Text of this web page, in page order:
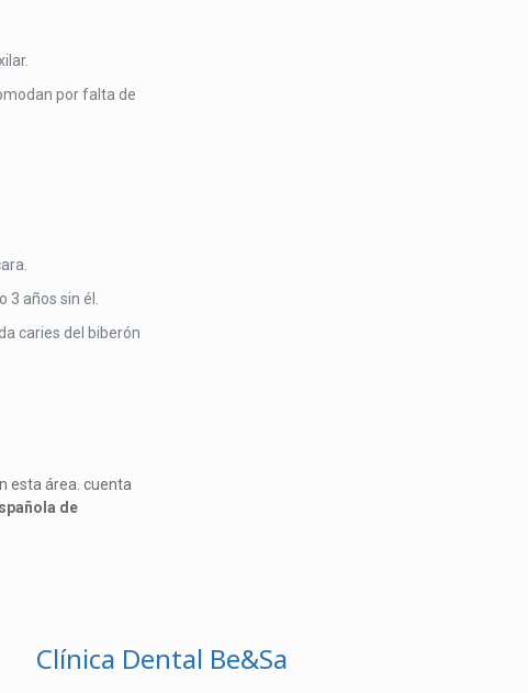
por falta de
años sin él.
caries del biberón
esta área. cuenta
de
Clínica Dental Be&Sa